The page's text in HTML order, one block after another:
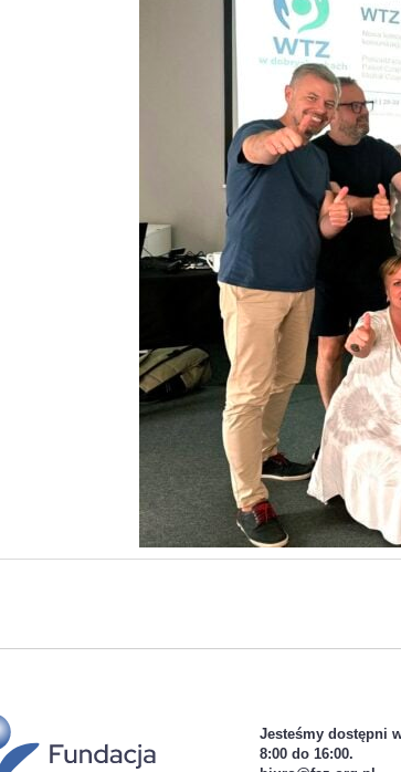
Jesteśmy dostępni
8:00 do 16:00.